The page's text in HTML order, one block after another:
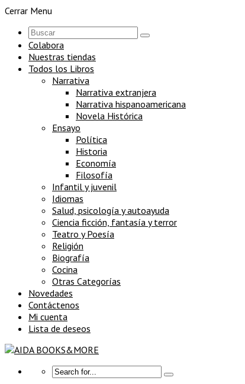
Cerrar Menu
Colabora
Nuestras tiendas
Todos los Libros
Narrativa
Narrativa extranjera
Narrativa hispanoamericana
Novela Histórica
Ensayo
Política
Historia
Economía
Filosofía
Infantil y juvenil
Idiomas
Salud, psicología y autoayuda
Ciencia ficción, fantasía y terror
Teatro y Poesía
Religión
Biografía
Cocina
Otras Categorías
Novedades
Contáctenos
Mi cuenta
Lista de deseos